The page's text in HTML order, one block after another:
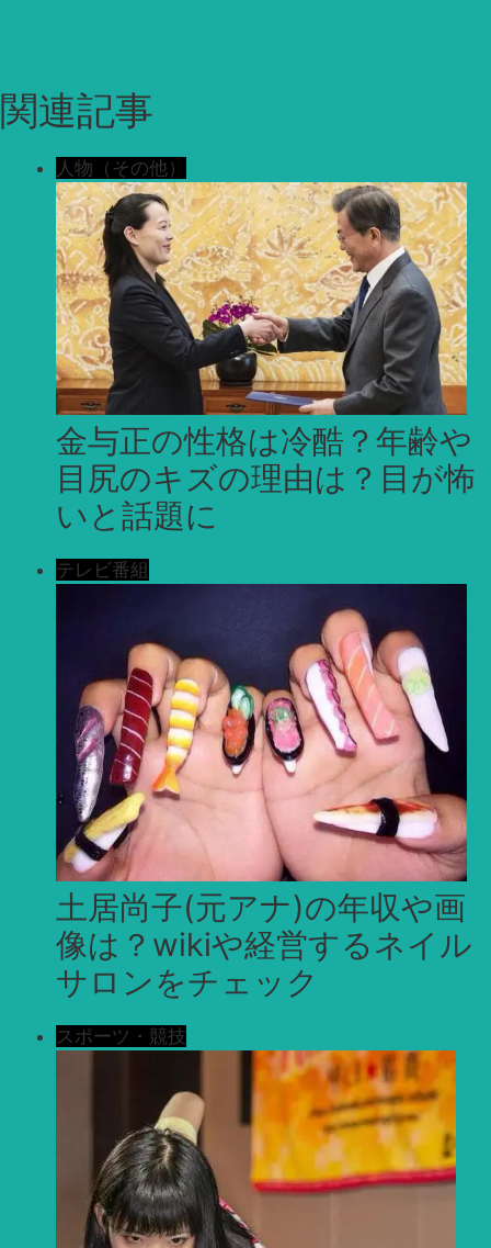
関連記事
人物（その他）
金与正の性格は冷酷？年齢や
目尻のキズの理由は？目が怖
いと話題に
テレビ番組
土居尚子(元アナ)の年収や画
像は？wikiや経営するネイル
サロンをチェック
スポーツ・競技